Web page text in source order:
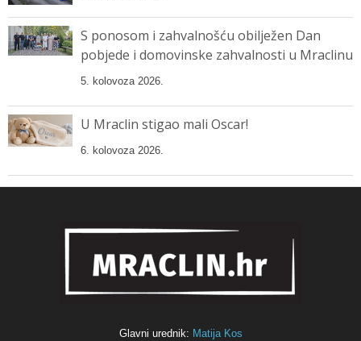
S ponosom i zahvalnošću obilježen Dan
pobjede i domovinske zahvalnosti u Mraclinu
5. kolovoza 2026.
U Mraclin stigao mali Oscar!
6. kolovoza 2026.
Glavni urednik: Matija Kos